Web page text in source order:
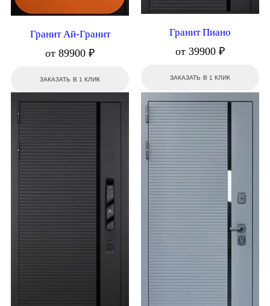
Гранит Ай-Гранит
от 89900 ₽
ЗАКАЗАТЬ В 1 КЛИК
Гранит Пиано
от 39900 ₽
ЗАКАЗАТЬ В 1 КЛИК